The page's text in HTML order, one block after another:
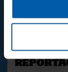
Trigger Symbol
Ihr Gerät
BAYER